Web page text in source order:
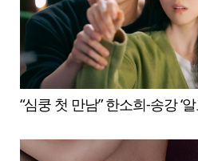
“심쿵 첫 만남” 한소희-송강 ‘